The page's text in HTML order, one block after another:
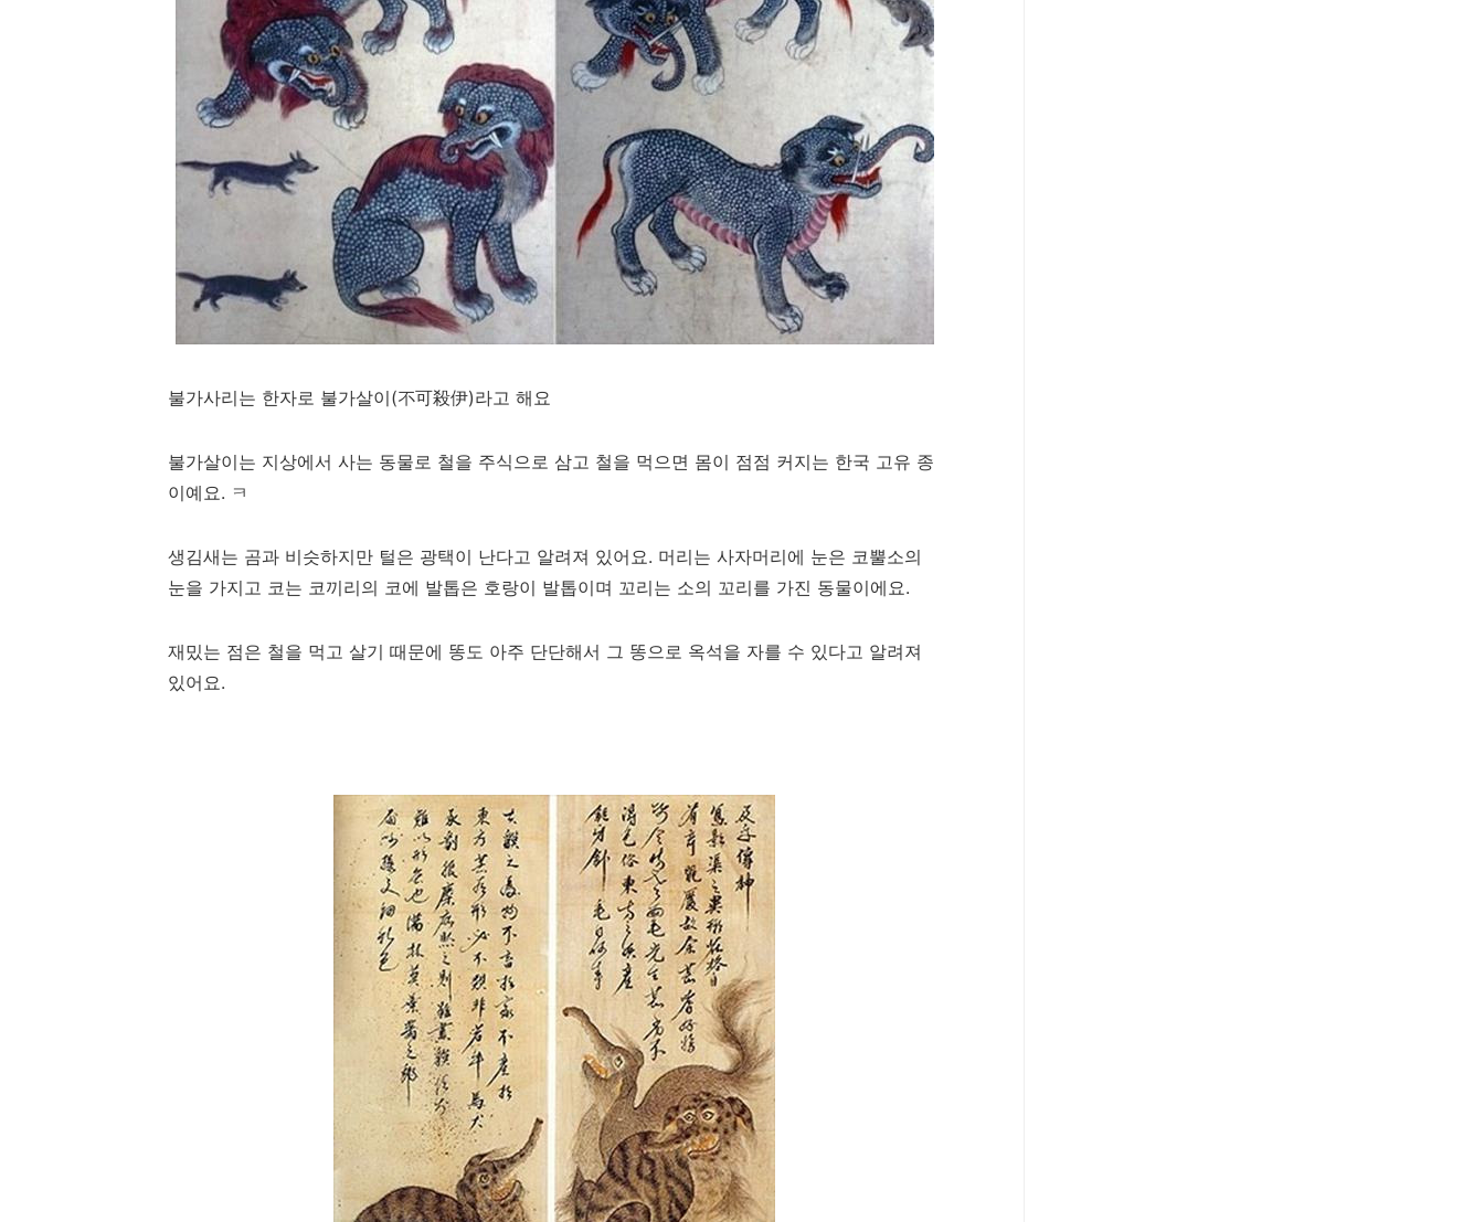
불가사리는 한자로 불가살이(不可殺伊)라고 해요
불가살이는 지상에서 사는 동물로 철을 주식으로 삼고 철을 먹으면 몸이 점점 커지는 한국 고유 종
이예요. ㅋ
생김새는 곰과 비슷하지만 털은 광택이 난다고 알려져 있어요. 머리는 사자머리에 눈은 코뿔소의
눈을 가지고 코는 코끼리의 코에 발톱은 호랑이 발톱이며 꼬리는 소의 꼬리를 가진 동물이에요.
재밌는 점은 철을 먹고 살기 때문에 똥도 아주 단단해서 그 똥으로 옥석을 자를 수 있다고 알려져
있어요.